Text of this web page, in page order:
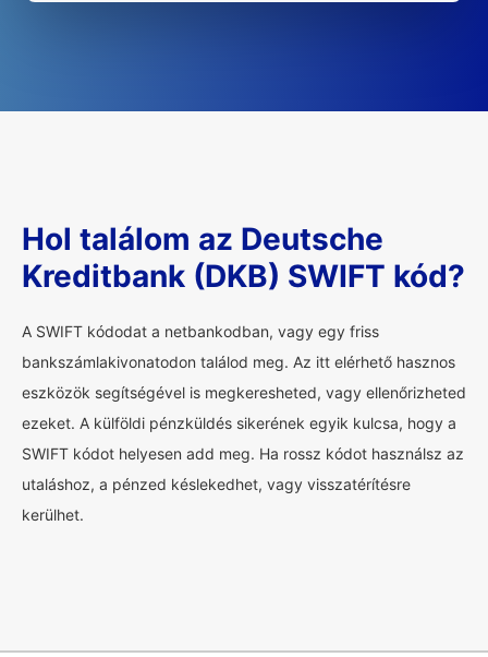
Hol találom az Deutsche
Kreditbank (DKB) SWIFT kód?
A SWIFT kódodat a netbankodban, vagy egy friss
bankszámlakivonatodon találod meg. Az itt elérhető hasznos
eszközök segítségével is megkeresheted, vagy ellenőrizheted
ezeket. A külföldi pénzküldés sikerének egyik kulcsa, hogy a
SWIFT kódot helyesen add meg. Ha rossz kódot használsz az
utaláshoz, a pénzed késlekedhet, vagy visszatérítésre
kerülhet.